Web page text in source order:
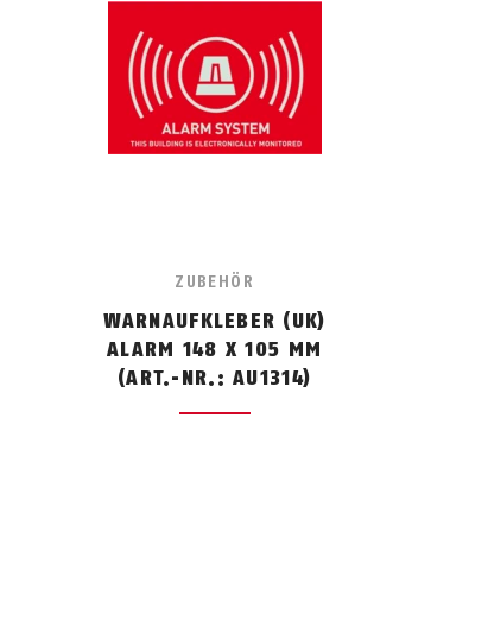
ZUBEHÖR
WARNAUFKLEBER (UK)
ALARM 148 X 105 MM
(ART.-NR.: AU1314)